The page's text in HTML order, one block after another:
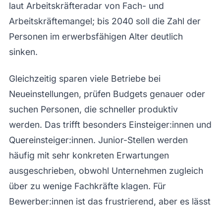
laut Arbeitskräfteradar von Fach- und
Arbeitskräftemangel; bis 2040 soll die Zahl der
Personen im erwerbsfähigen Alter deutlich
sinken.
Gleichzeitig sparen viele Betriebe bei
Neueinstellungen, prüfen Budgets genauer oder
suchen Personen, die schneller produktiv
werden. Das trifft besonders Einsteiger:innen und
Quereinsteiger:innen. Junior-Stellen werden
häufig mit sehr konkreten Erwartungen
ausgeschrieben, obwohl Unternehmen zugleich
über zu wenige Fachkräfte klagen. Für
Bewerber:innen ist das frustrierend, aber es lässt